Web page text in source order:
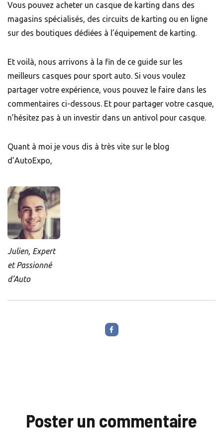
Vous pouvez acheter un casque de karting dans des
magasins spécialisés, des circuits de karting ou en ligne
sur des boutiques dédiées à l’équipement de karting.
Et voilà, nous arrivons à la fin de ce guide sur les
meilleurs casques pour sport auto. Si vous voulez
partager votre expérience, vous pouvez le faire dans les
commentaires ci-dessous. Et pour partager votre casque,
n’hésitez pas à un investir dans un antivol pour casque.
Quant à moi je vous dis à très vite sur le blog
d’AutoExpo,
Julien, Expert
et Passionné
d’Auto
Poster un commentaire